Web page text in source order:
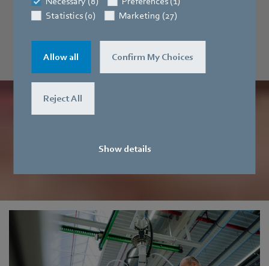
Statistics (0)
Marketing (27)
Allow all Confirm My Choices
Reject All
Show details